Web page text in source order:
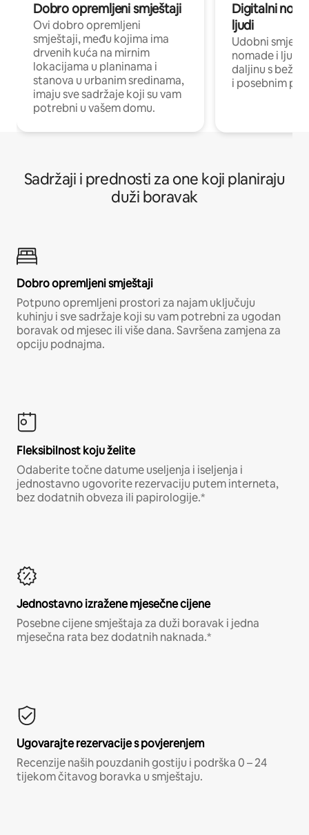
Dobro opremljeni smještaji
Ovi dobro opremljeni
smještaji, među kojima ima
drvenih kuća na mirnim
lokacijama u planinama i
stanova u urbanim sredinama,
imaju sve sadržaje koji su vam
potrebni u vašem domu.
Digitalni
ljudi
Udobni
nomade i ljude
daljinu s
i posebnim
Sadržaji i prednosti za one koji planiraju
duži boravak
Dobro opremljeni smještaji
Potpuno opremljeni prostori za najam uključuju
kuhinju i sve sadržaje koji su vam potrebni za ugodan
boravak od mjesec ili više dana. Savršena zamjena za
opciju podnajma.
Fleksibilnost koju želite
Odaberite točne datume useljenja i iseljenja i
jednostavno ugovorite rezervaciju putem interneta,
bez dodatnih obveza ili papirologije.*
Jednostavno izražene mjesečne cijene
Posebne cijene smještaja za duži boravak i jedna
mjesečna rata bez dodatnih naknada.*
Ugovarajte rezervacije s povjerenjem
Recenzije naših pouzdanih gostiju i podrška 0 – 24
tijekom čitavog boravka u smještaju.